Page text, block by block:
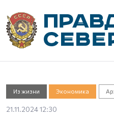
Из жизни Экономика
21.11.2024 12:30